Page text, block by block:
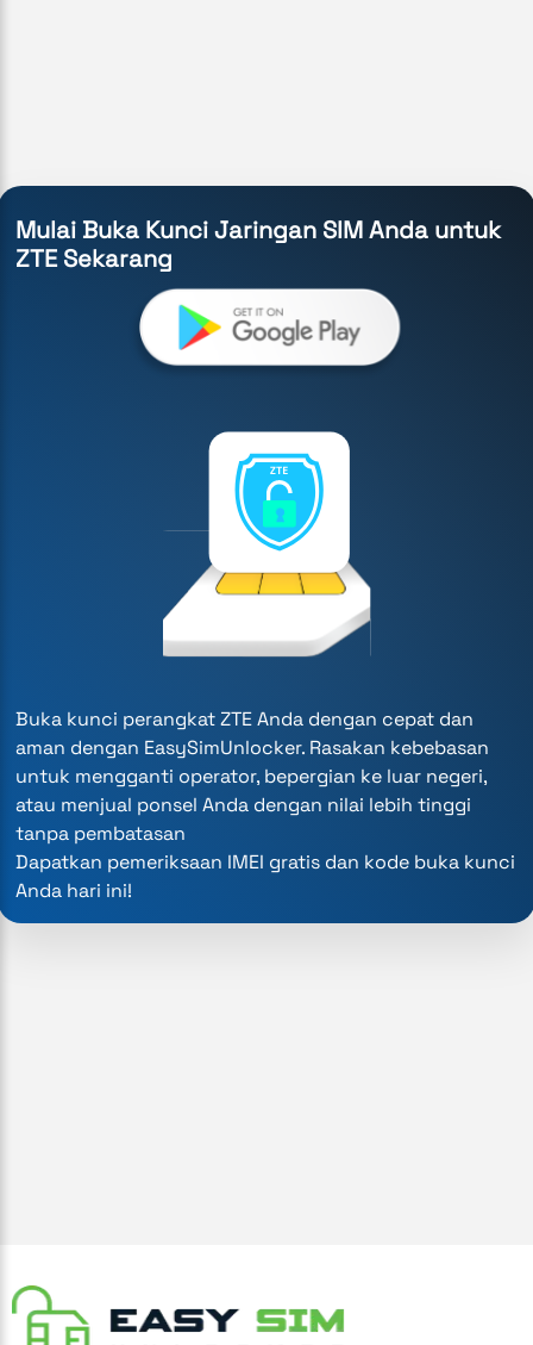
Mulai Buka Kunci Jaringan SIM Anda untuk
ZTE Sekarang
Buka kunci perangkat ZTE Anda dengan cepat dan
aman dengan EasySimUnlocker. Rasakan kebebasan
untuk mengganti operator, bepergian ke luar negeri,
atau menjual ponsel Anda dengan nilai lebih tinggi
tanpa pembatasan
Dapatkan pemeriksaan IMEI gratis dan kode buka kunci
Anda hari ini!